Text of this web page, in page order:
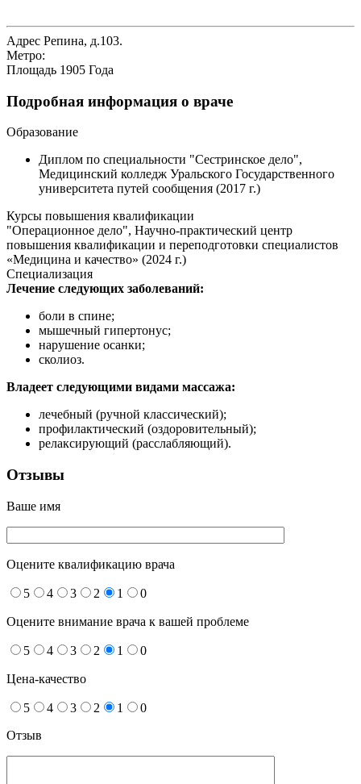
Адрес Репина, д.103.
Метро:
Площадь 1905 Года
Подробная информация о враче
Образование
Диплом по специальности "Сестринское дело",
Медицинский колледж Уральского Государственного
университета путей сообщения (2017 г.)
Курсы повышения квалификации
"Операционное дело", Научно-практический центр
повышения квалификации и переподготовки специалистов
«Медицина и качество» (2024 г.)
Специализация
Лечение следующих заболеваний:
боли в спине;
мышечный гипертонус;
нарушение осанки;
сколиоз.
Владеет следующими видами массажа:
лечебный (ручной классический);
профилактический (оздоровительный);
релаксирующий (расслабляющий).
Отзывы
Ваше имя
Оцените квалификацию врача
5 4 3 2 1 0
Оцените внимание врача к вашей проблеме
5 4 3 2 1 0
Цена-качество
5 4 3 2 1
0
Отзыв